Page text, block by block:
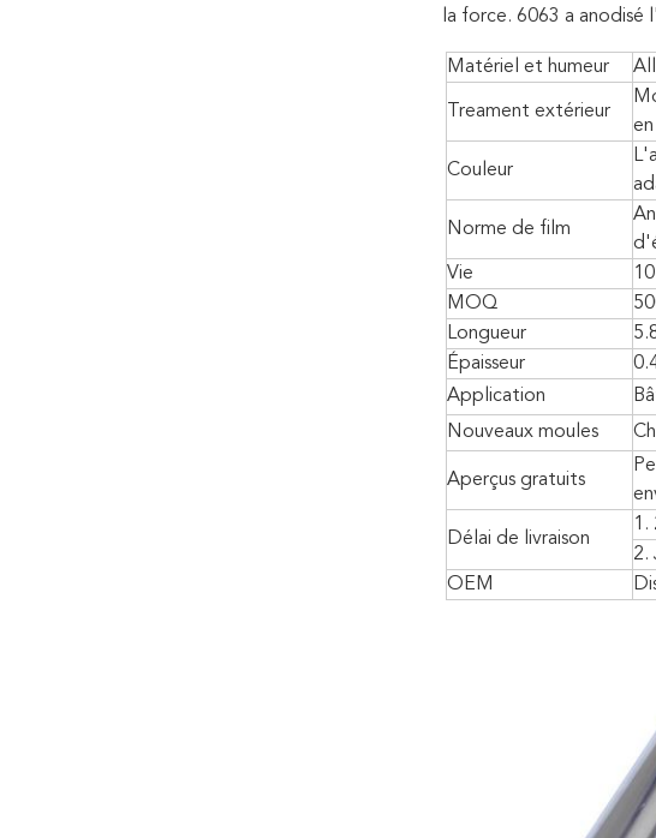
la force. 6063 a anodisé
Matériel et humeur
Treament extérieur
Couleur
Norme de film
Vie
MOQ
Longueur
Épaisseur
Application
Nouveaux moules
Aperçus gratuits
Délai de livraison
1.
2.
OEM